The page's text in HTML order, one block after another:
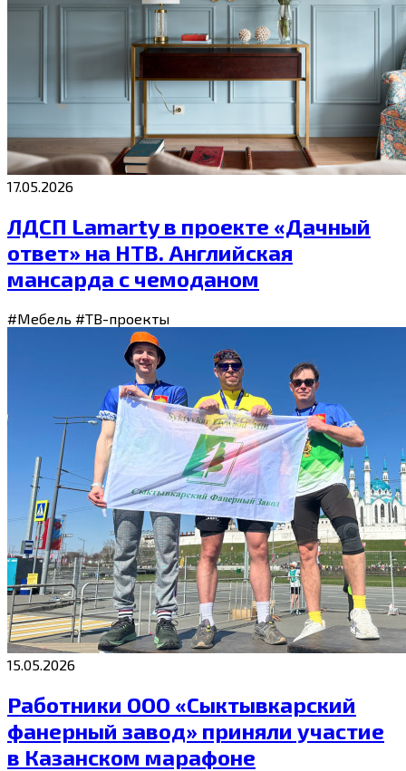
17.05.2026
ЛДСП Lamarty в проекте «Дачный
ответ» на НТВ. Английская
мансарда с чемоданом
#Мебель #ТВ-проекты
15.05.2026
Работники ООО «Сыктывкарский
фанерный завод» приняли участие
в Казанском марафоне